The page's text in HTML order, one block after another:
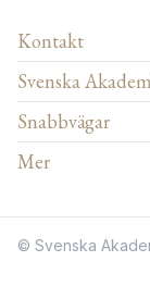
Kontakt
Svenska
Snabbvägar
Mer
© Svenska